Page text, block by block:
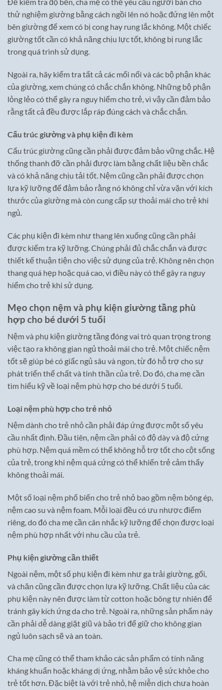
Để kiểm tra độ bền, cha mẹ có thể yêu cầu người bán cho
thử nghiệm giường bằng cách ngồi lên nó hoặc đứng lên một
bên giường để xem có bị cong hay rung lắc không. Một chiếc
giường tốt cần có khả năng chịu lực tốt, không bị rung lắc
trong quá trình sử dụng.
Ngoài ra, hãy kiểm tra tất cả các mối nối và các bộ phận khác
của giường, xem chúng có chắc chắn không. Những bộ phận
lỏng lẻo có thể gây ra nguy hiểm cho trẻ, vì vậy cần đảm bảo
rằng tất cả đều được lắp ráp đúng cách và chắc chắn.
Cấu trúc giường và phụ kiện đi kèm
Cấu trúc giường cũng cần phải được đảm bảo vững chắc. Hệ
thống thanh đỡ cần phải được làm bằng chất liệu bền chắc
và có khả năng chịu tải tốt. Nệm cũng cần phải được chọn
lựa kỹ lưỡng để đảm bảo rằng nó không chỉ vừa vặn với kích
thước của giường mà còn cung cấp sự thoải mái cho trẻ khi
ngủ.
Các phụ kiện đi kèm như thang lên xuống cũng cần phải
được kiểm tra kỹ lưỡng. Chúng phải đủ chắc chắn và được
thiết kế thuận tiện cho việc sử dụng của trẻ. Không nên chọn
thang quá hẹp hoặc quá cao, vì điều này có thể gây ra nguy
hiểm cho trẻ khi sử dụng.
Mẹo chọn nệm và phụ kiện giường tầng phù
hợp cho bé dưới 5 tuổi
Nệm và phụ kiện giường tầng đóng vai trò quan trọng trong
việc tạo ra không gian ngủ thoải mái cho trẻ. Một chiếc nệm
tốt sẽ giúp bé có giấc ngủ sâu và ngon, từ đó hỗ trợ cho sự
phát triển thể chất và tinh thần của trẻ. Do đó, cha mẹ cần
tìm hiểu kỹ về loại nệm phù hợp cho bé dưới 5 tuổi.
Loại nệm phù hợp cho trẻ nhỏ
Nệm dành cho trẻ nhỏ cần phải đáp ứng được một số yêu
cầu nhất định. Đầu tiên, nệm cần phải có độ dày và độ cứng
phù hợp. Nệm quá mềm có thể không hỗ trợ tốt cho cột sống
của trẻ, trong khi nệm quá cứng có thể khiến trẻ cảm thấy
không thoải mái.
Một số loại nệm phổ biến cho trẻ nhỏ bao gồm nệm bông ép,
nệm cao su và nệm foam. Mỗi loại đều có ưu nhược điểm
riêng, do đó cha mẹ cần cân nhắc kỹ lưỡng để chọn được loại
nệm phù hợp nhất với nhu cầu của trẻ.
Phụ kiện giường cần thiết
Ngoài nệm, một số phụ kiện đi kèm như ga trải giường, gối,
và chăn cũng cần được chọn lựa kỹ lưỡng. Chất liệu của các
phụ kiện này nên được làm từ cotton hoặc bông tự nhiên để
tránh gây kích ứng da cho trẻ. Ngoài ra, những sản phẩm này
cần phải dễ dàng giặt giũ và bảo trì để giữ cho không gian
ngủ luôn sạch sẽ và an toàn.
Cha mẹ cũng có thể tham khảo các sản phẩm có tính năng
kháng khuẩn hoặc kháng dị ứng, nhằm bảo vệ sức khỏe cho
trẻ tốt hơn. Đặc biệt là với trẻ nhỏ, hệ miễn dịch chưa hoàn